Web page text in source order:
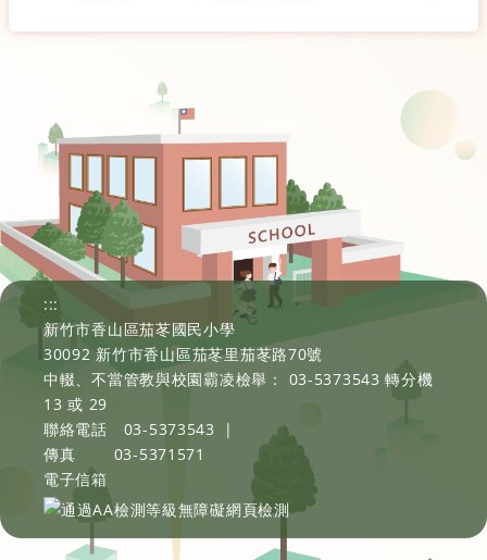
:::
新竹市香山區茄苳國民小學
30092 新竹市香山區茄苳里茄苳路70號
中輟、不當管教與校園霸凌檢舉： 03-5373543 轉分機
13 或 29
聯絡電話
03-5373543
|
傳真
03-5371571
電子信箱